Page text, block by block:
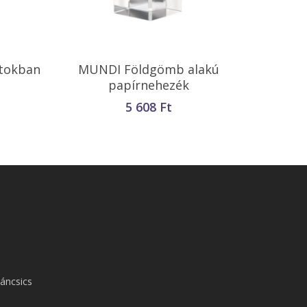
Kosárba Teszem
MUNDI Földgömb alakú
papírnehezék
5 608 Ft